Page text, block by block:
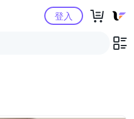
Yahoo購物中心登入